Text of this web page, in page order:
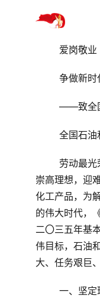
爱岗敬
争做新时
——致全
全国石油
劳动最
崇高理想，迎
化工产品，为
的伟大时代，
二〇三五年基
伟目标，石油
大、任务艰巨
一、坚定